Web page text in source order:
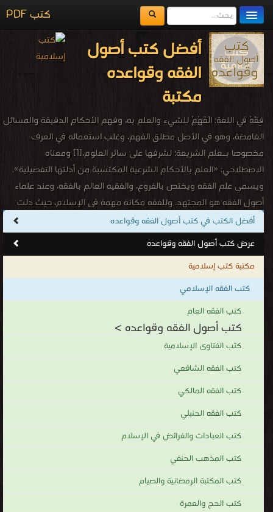
كتب PDF
مكتبة الكتب
المكتبات
يُقرأ حالياً
اضف كتاب
أفضل كتب أصول
الفقه وقواعده
مكتبة
فِقْهُ في اللغة: الْفَهْمُ للشيء والعلم به، وفهم الأحكام الدقيقة والمسائل
الغامضة، وهو في الأصل مطلق الفهم، وغلب استعماله في العرف
مخصوصا بـعلم الشريعة؛ لشرفها على سائر العلوم،[1] ومعناه
الاصطلاحي: «العلم بالأحكام الشرعية المكتسبة من أدلتها التفصيلية».
ويسمي علم الفقه ويختص بالفروع، والفقيه العالم بالفقه، وعند علماء
أصول الفقه هو المجتهد. وللفقه مكانة مهمة في الإسلام، حيث دلت
النصوص الشرعية على فضله ووجوب التفقه في الدين
أفضل كتب أصول الفقه وقواعده
.
أفضل الكتب في كتب أصول الفقه وقواعده
عرض كتب أصول الفقه وقواعده
مكتبة كتب إسلامية
كتب الفقه الإسلامي
كتب الفقه العام
كتب أصول الفقه وقواعده >
كتب الفتاوى الإسلامية
كتب الفقه الشافعي
كتب الفقه المالكي
كتب الفقه الحنبلي
كتب العبادات والفرائض في الإسلام
كتب المذهب الحنفي
كتب المكتبة الرمضانية والصيام
كتب الحج والعمرة